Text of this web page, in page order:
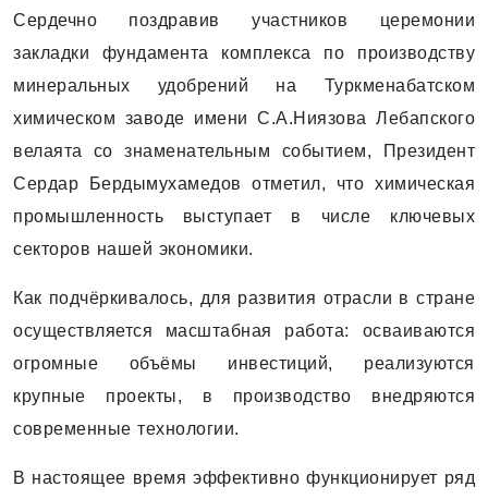
Сердечно поздравив участников церемонии
закладки фундамента комплекса по производству
минеральных удобрений на Туркменабатском
химическом заводе имени С.А.Ниязова Лебапского
велаята со знаменательным событием, Президент
Сердар Бердымухамедов отметил, что химическая
промышленность выступает в числе ключевых
секторов нашей экономики.
Как подчёркивалось, для развития отрасли в стране
осуществляется масштабная работа: осваиваются
огромные объёмы инвестиций, реализуются
крупные проекты, в производство внедряются
современные технологии.
В настоящее время эффективно функционирует ряд